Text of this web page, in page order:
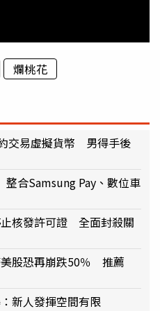
爛桃花
交易虛擬貨幣 男得手後
合Samsung Pay、數位車
止核發許可證 全面封殺關
美股恐再崩跌50％ 推薦
新人發揮空間有限